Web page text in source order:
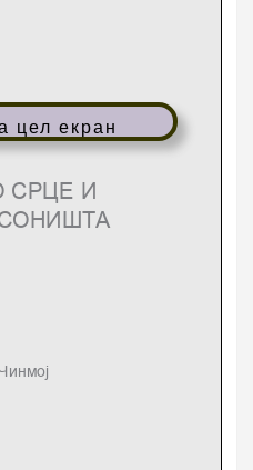
цел екран